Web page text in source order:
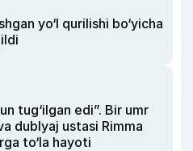
yo‘l qurilishi bo‘yicha
tug‘ilgan edi”. Bir umr
dublyaj ustasi Rimma
to‘la hayoti